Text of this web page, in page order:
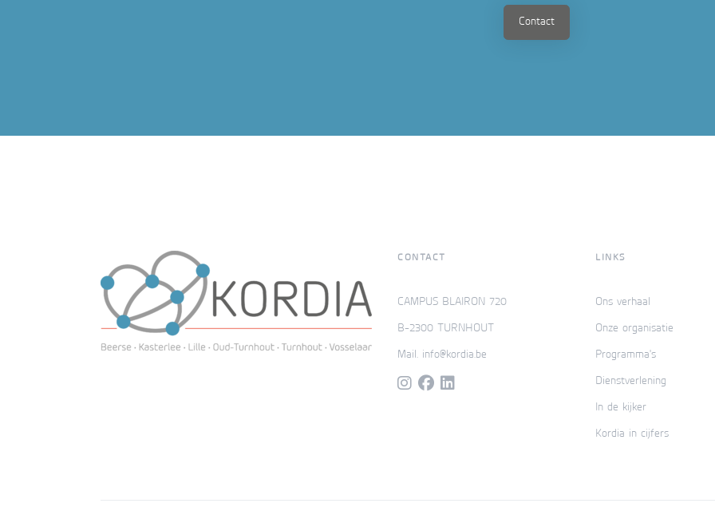
Contact
CONTACT
CAMPUS BLAIRON 720
B-2300 TURNHOUT
Mail. info@kordia.be
LINKS
Ons verhaal
Onze organisatie
Programma's
Dienstverlening
In de kijker
Kordia in cijfers